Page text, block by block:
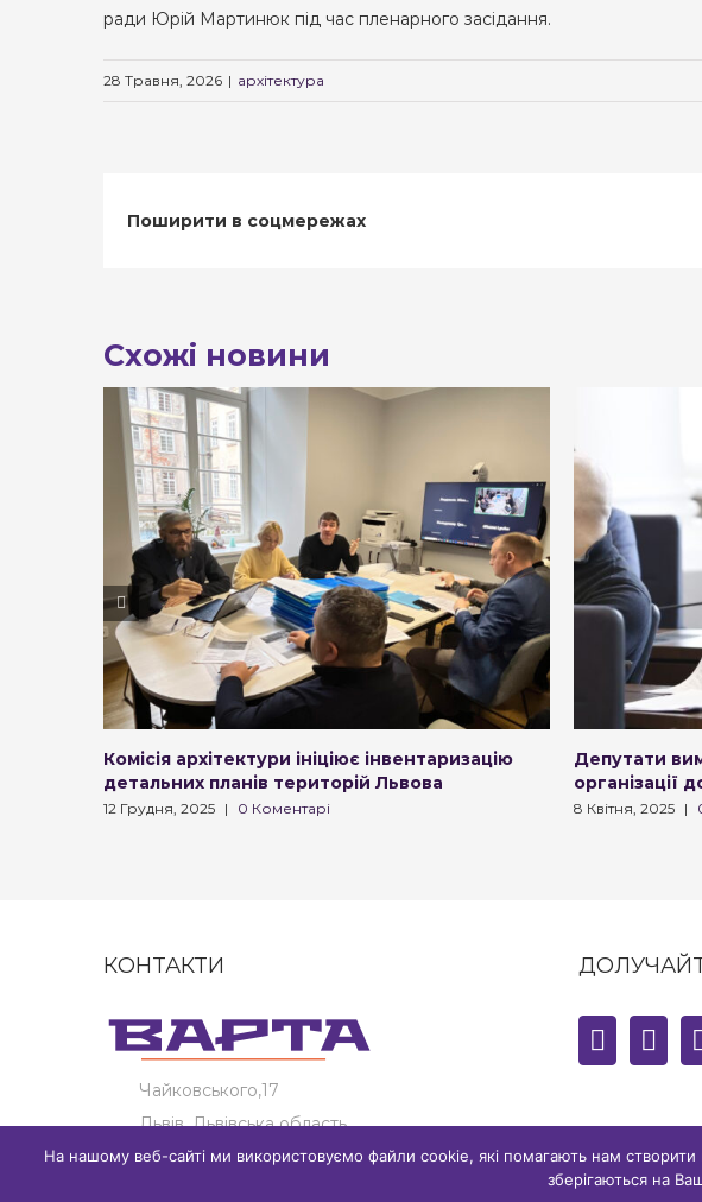
ради Юрій Мартинюк під час пленарного засідання.
28 Травня, 2026 | архітектура
Поширити в соцмережах
Схожі новини
Комісія архітектури ініціює інвентаризацію
детальних планів територій Львова
12 Грудня, 2025 | 0 Коментарі
Депутати
організації
8 Квітня, 2025 |
КОНТАКТИ
Чайковського,17
Львів, Львівська область
На нашому веб-сайті ми використовуємо файли cookie, які помагають нам
зберігаються на